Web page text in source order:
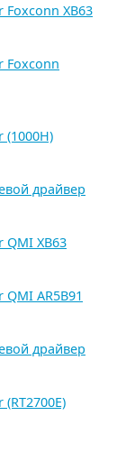
Foxconn XB63
Foxconn
(1000H)
драйвер
QMI XB63
AR5B91
драйвер